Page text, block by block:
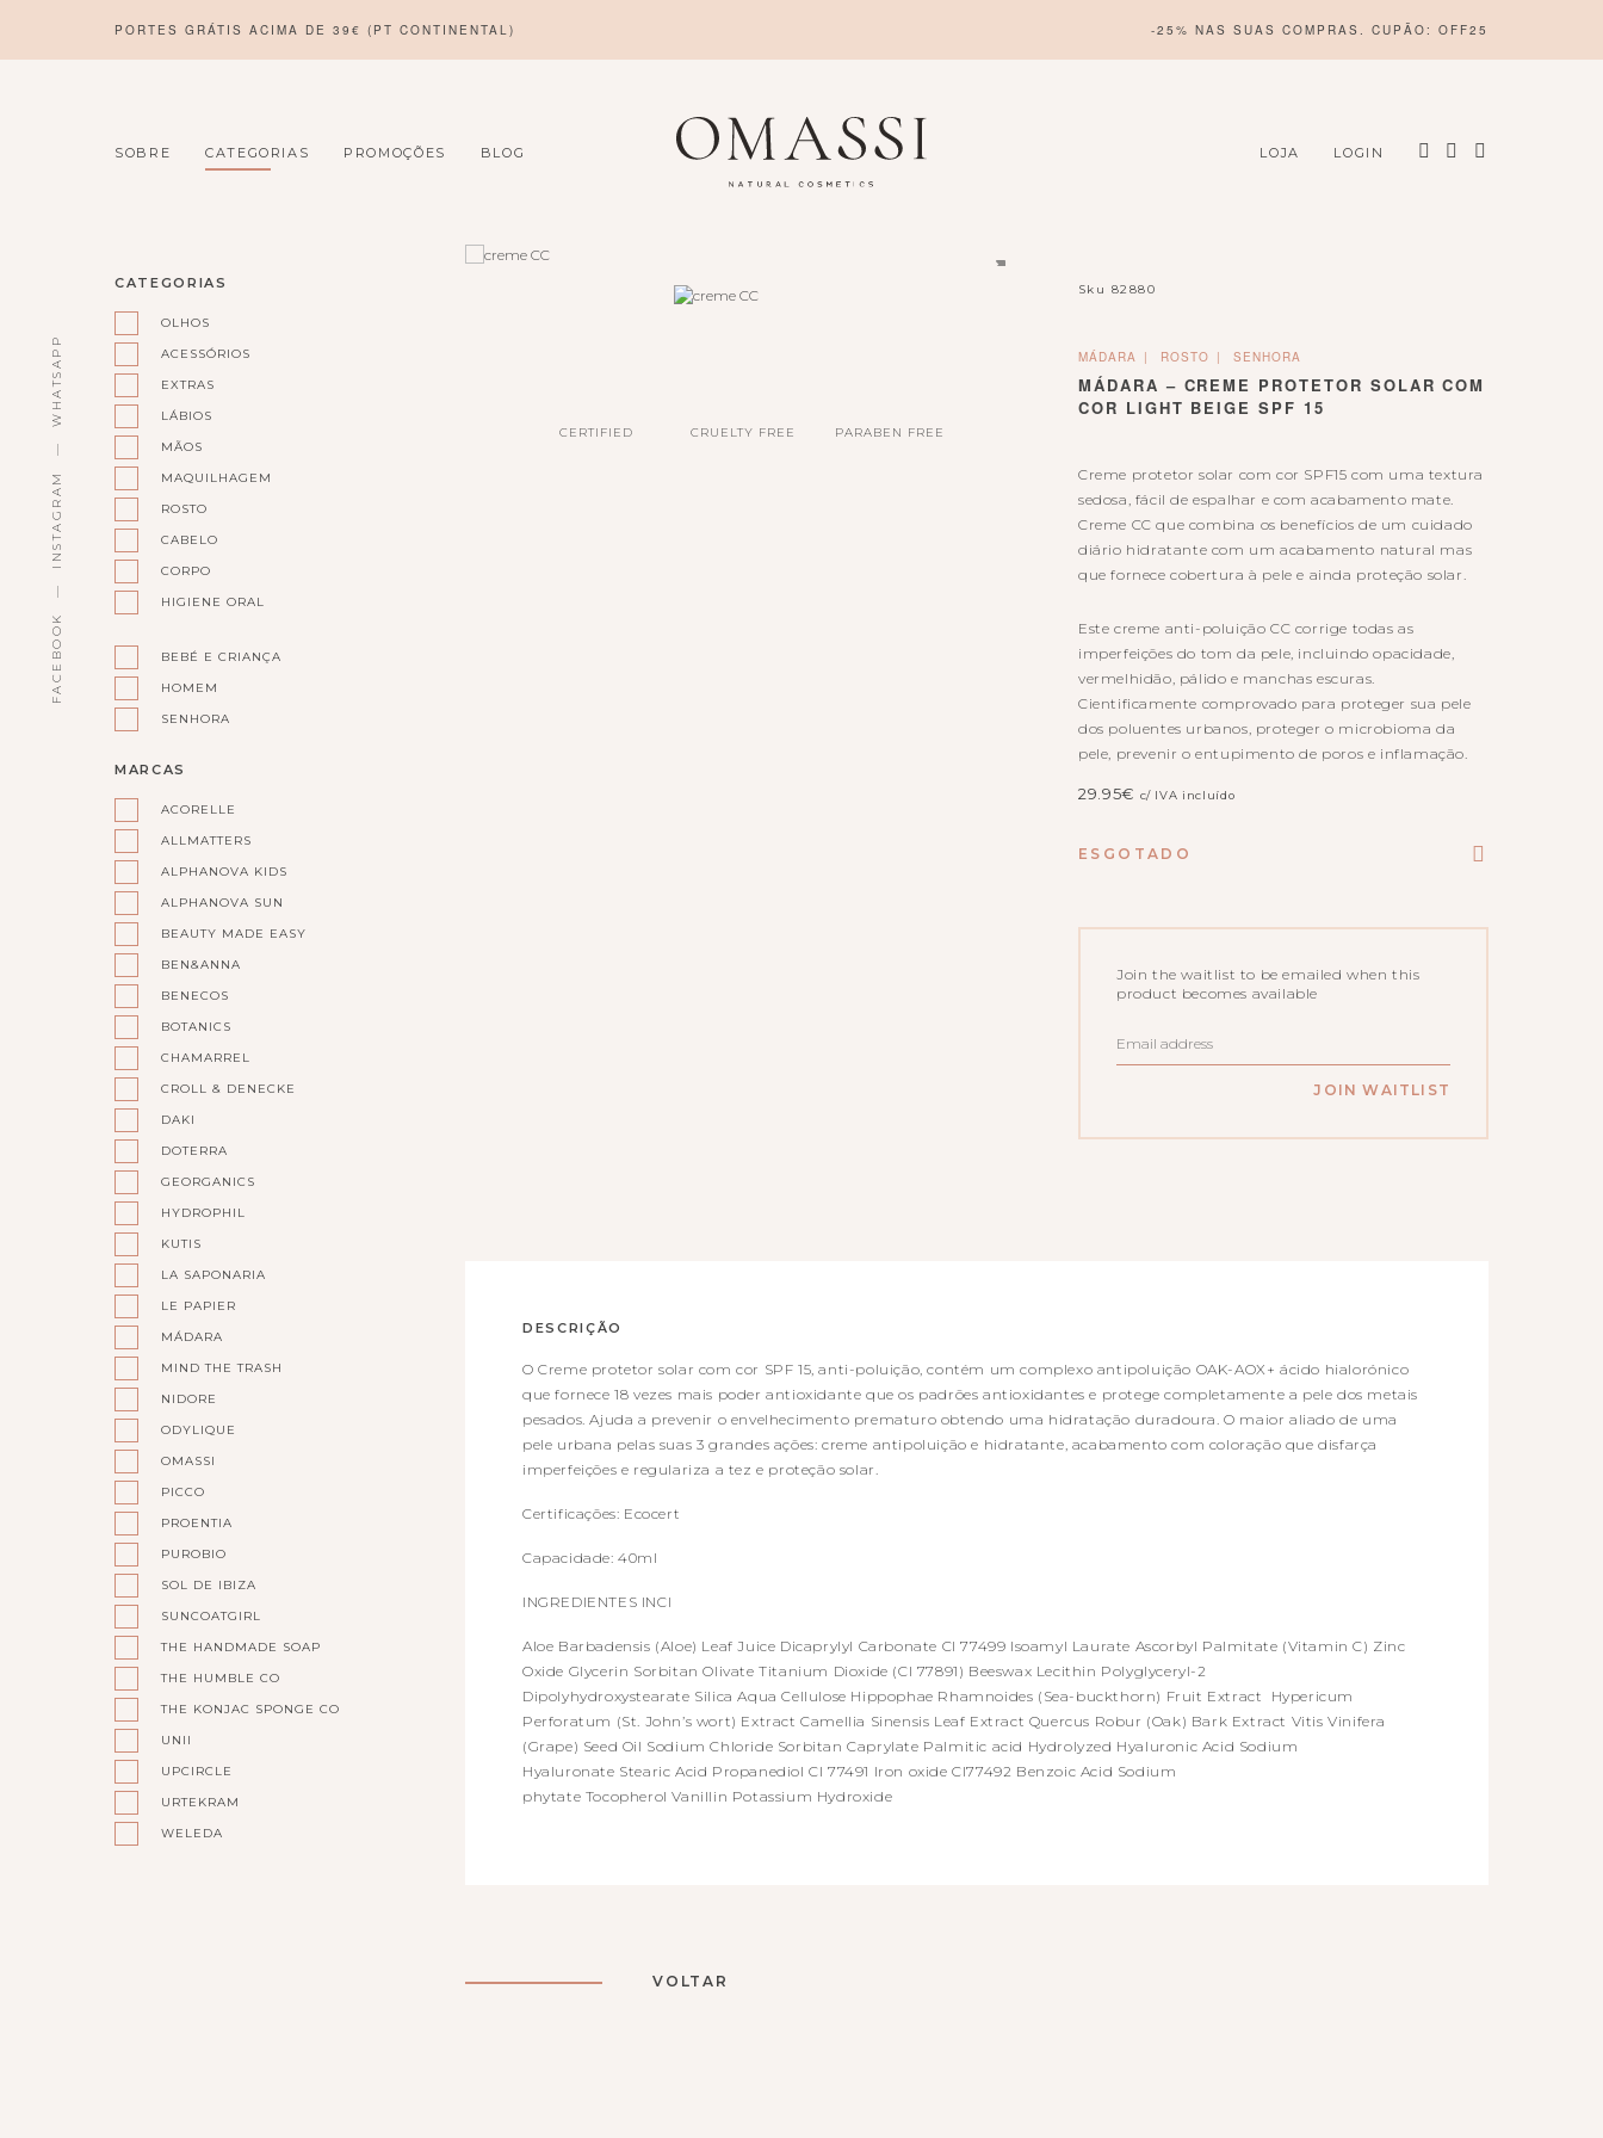
PORTES GRÁTIS ACIMA DE 39€ (PT CONTINENTAL) -25% NAS SUAS COMPRAS. CUPÃO: OFF25
SOBRE CATEGORIAS PROMOÇÕES BLOG LOJA LOGIN
FACEBOOK
INSTAGRAM
WHATSAPP
CATEGORIAS
OLHOS
ACESSÓRIOS
EXTRAS
LÁBIOS
MÃOS
MAQUILHAGEM
ROSTO
CABELO
CORPO
HIGIENE ORAL
BEBÉ E CRIANÇA
HOMEM
SENHORA
MARCAS
ACORELLE
ALLMATTERS
ALPHANOVA KIDS
ALPHANOVA SUN
BEAUTY MADE EASY
BEN&ANNA
BENECOS
BOTANICS
CHAMARREL
CROLL & DENECKE
DAKI
DOTERRA
GEORGANICS
HYDROPHIL
KUTIS
LA SAPONARIA
LE PAPIER
MÁDARA
MIND THE TRASH
NIDORE
ODYLIQUE
OMASSI
PICCO
PROENTIA
PUROBIO
SOL DE IBIZA
SUNCOATGIRL
THE HANDMADE SOAP
THE HUMBLE CO
THE KONJAC SPONGE CO
UNII
UPCIRCLE
URTEKRAM
WELEDA
CERTIFIED CRUELTY FREE PARABEN FREE
Sku 82880
MÁDARA ROSTO SENHORA
MÁDARA – CREME PROTETOR SOLAR COM
COR LIGHT BEIGE SPF 15
Creme protetor solar com cor SPF15 com uma textura
sedosa, fácil de espalhar e com acabamento mate.
Creme CC que combina os benefícios de um cuidado
diário hidratante com um acabamento natural mas
que fornece cobertura à pele e ainda proteção solar.
Este creme anti-poluição CC corrige todas as
imperfeições do tom da pele, incluindo opacidade,
vermelhidão, pálido e manchas escuras.
Cientificamente comprovado para proteger sua pele
dos poluentes urbanos, proteger o microbioma da
pele, prevenir o entupimento de poros e inflamação.
29.95€ c/ IVA incluído
ESGOTADO
Join the waitlist to be emailed when this
product becomes available
YOUR
EMAIL
JOIN WAITLIST
DESCRIÇÃO
O Creme protetor solar com cor SPF 15, anti-poluição, contém um complexo antipoluição OAK-AOX+ ácido hialorónico
que fornece 18 vezes mais poder antioxidante que os padrões antioxidantes e protege completamente a pele dos metais
pesados. Ajuda a prevenir o envelhecimento prematuro obtendo uma hidratação duradoura. O maior aliado de uma
pele urbana pelas suas 3 grandes ações: creme antipoluição e hidratante, acabamento com coloração que disfarça
imperfeições e regulariza a tez e proteção solar.
Certificações: Ecocert
Capacidade: 40ml
INGREDIENTES INCI
Aloe Barbadensis (Aloe) Leaf Juice Dicaprylyl Carbonate CI 77499 Isoamyl Laurate Ascorbyl Palmitate (Vitamin C) Zinc
Oxide Glycerin Sorbitan Olivate Titanium Dioxide (CI 77891) Beeswax Lecithin Polyglyceryl-2
Dipolyhydroxystearate Silica Aqua Cellulose Hippophae Rhamnoides (Sea-buckthorn) Fruit Extract Hypericum
Perforatum (St. John’s wort) Extract Camellia Sinensis Leaf Extract Quercus Robur (Oak) Bark Extract Vitis Vinifera
(Grape) Seed Oil Sodium Chloride Sorbitan Caprylate Palmitic acid Hydrolyzed Hyaluronic Acid Sodium
Hyaluronate Stearic Acid Propanediol CI 77491 Iron oxide CI77492 Benzoic Acid Sodium
phytate Tocopherol Vanillin Potassium Hydroxide
VOLTAR